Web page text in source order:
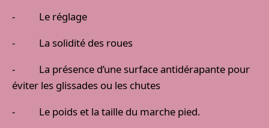
- Le réglage
- La solidité des roues
- La présence d’une surface antidérapante pour
éviter les glissades ou les chutes
- Le poids et la taille du marche pied.